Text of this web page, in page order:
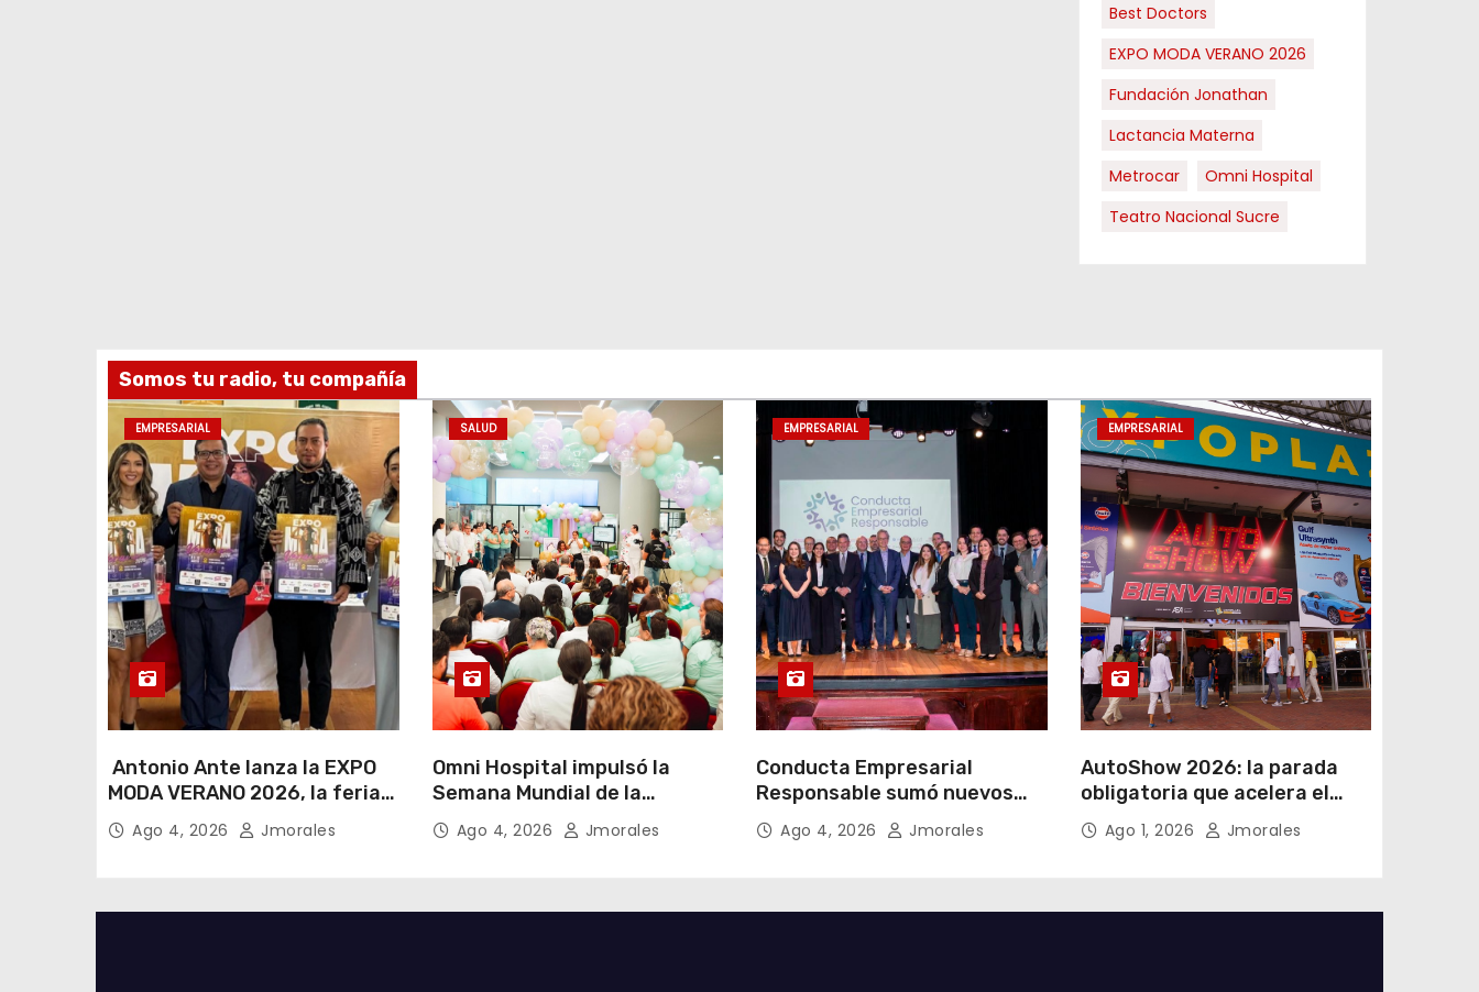
Best Doctors
EXPO MODA VERANO 2026
Fundación Jonathan
Lactancia Materna
Metrocar
Omni Hospital
Teatro Nacional Sucre
Somos tu radio, tu compañía
EMPRESARIAL
Antonio Ante lanza la EXPO
MODA VERANO 2026, la feria
de moda e industria textil
más importante del Ecuador
Ago 4, 2026 Jmorales
SALUD
Omni Hospital impulsó la
Semana Mundial de la
Lactancia Materna bajo el
lema “Un inicio sostenible en
Ago 4, 2026 Jmorales
EMPRESARIAL
Conducta Empresarial
Responsable sumó nuevos
miembros y fortaleció la
integridad empresarial en
Ago 4, 2026 Jmorales
EMPRESARIAL
AutoShow 2026: la parada
obligatoria que acelera el
mercado automotor
ecuatoriano
Ago 1, 2026 Jmorales